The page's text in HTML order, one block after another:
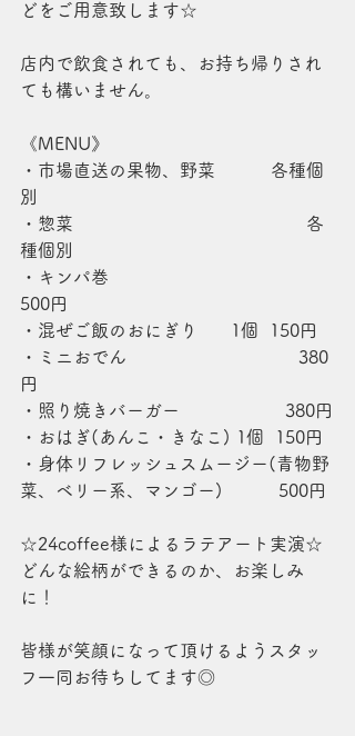
どをご用意致します☆
店内で飲食されても、お持ち帰りされ
ても構いません。
《MENU》
・市場直送の果物、野菜          各種個
別
・惣菜                                          各
種個別
・キンパ巻
500円
・混ぜご飯のおにぎり      1個  150円
・ミニおでん                               380
円
・照り焼きバーガー                   380円
・おはぎ(あんこ・きなこ) 1個  150円
・身体リフレッシュスムージー(青物野
菜、ベリー系、マンゴー)          500円
☆24coffee様によるラテアート実演☆
どんな絵柄ができるのか、お楽しみ
に！
皆様が笑顔になって頂けるようスタッ
フ一同お待ちしてます◎